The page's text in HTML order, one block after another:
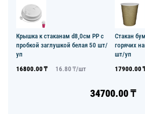
Крышка к стаканам d8,0см PP с
пробкой заглушкой белая 50 шт/
уп
16800.00 ₸ 16.80 ₸/шт
Стакан
горячих
шт/уп
17900.00
34700.00₸